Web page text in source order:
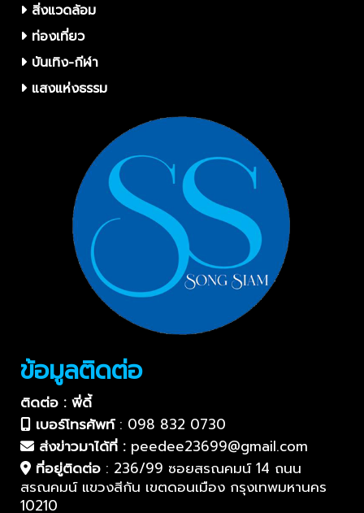
สิ่งแวดล้อม
ท่องเที่ยว
บันเทิง-กีฬา
แสงแห่งธรรม
ข้อมูลติดต่อ
ติดต่อ : พี่ดี้
เบอร์โทรศัพท์: 098 832 0730
ส่งข่าวมาได้ที่ : peedee23699@gmail.com
ที่อยู่ติดต่อ : 236/99 ซอยสรณคมน์ 14 ถนน
สรณคมน์ แขวงสีกัน เขตดอนเมือง กรุงเทพมหานคร
10210